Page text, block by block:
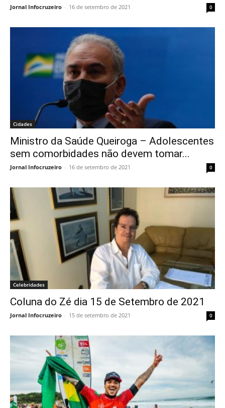
Jornal Infocruzeiro - 16 de setembro de 2021 0
Cidades
Ministro da Saúde Queiroga – Adolescentes
sem comorbidades não devem tomar...
Jornal Infocruzeiro - 16 de setembro de 2021 0
Celebridades
Coluna do Zé dia 15 de Setembro de 2021
Jornal Infocruzeiro - 15 de setembro de 2021 0